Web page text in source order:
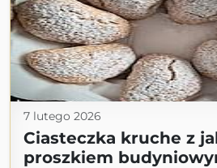
7 lutego 2026
Ciasteczka kruche z
proszkiem